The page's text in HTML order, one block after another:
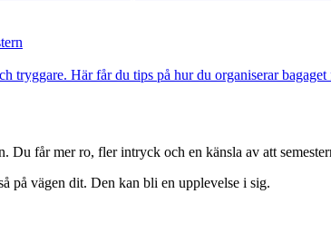
tryggare. Här får du tips på hur du organiserar
Du får mer ro, fler intryck och en känsla av att
på vägen dit. Den kan bli en upplevelse i sig.